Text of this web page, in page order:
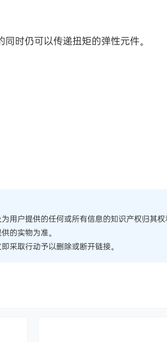
时仍可以传递扭矩的弹性元件。
用户提供的任何或所有信息的知识产权归其权
的实物为准。
采取行动予以删除或断开链接。